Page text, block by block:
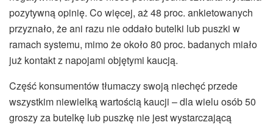
pozytywną opinię. Co więcej, aż 48 proc. ankietowanych
przyznało, że ani razu nie oddało butelki lub puszki w
ramach systemu, mimo że około 80 proc. badanych miało
już kontakt z napojami objętymi kaucją.
Część konsumentów tłumaczy swoją niechęć przede
wszystkim niewielką wartością kaucji – dla wielu osób 50
groszy za butelkę lub puszkę nie jest wystarczającą